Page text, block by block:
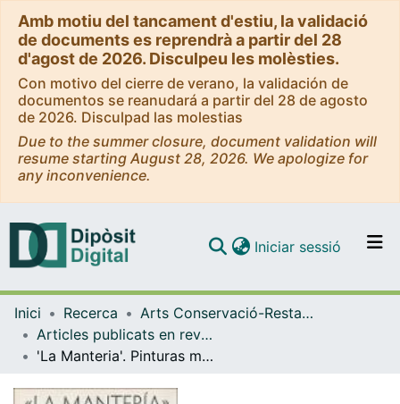
Amb motiu del tancament d'estiu, la validació
de documents es reprendrà a partir del 28
d'agost de 2026. Disculpeu les molèsties.
Con motivo del cierre de verano, la validación de
documentos se reanudará a partir del 28 de agosto
de 2026. Disculpad las molestias
Due to the summer closure, document validation will
resume starting August 28, 2026. We apologize for
any inconvenience.
Navega per tot el DD
Iniciar sessió (current)
Inici Recerca
Arts Conservació-Restauració
Articles publicats en revistes (Arts Conservació-Restauració)
'La Manteria'. Pinturas murales de la iglesia de Santo Tomás de Villanueva